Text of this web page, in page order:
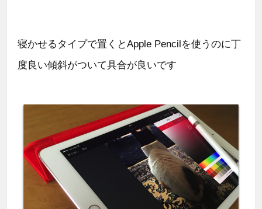
寝かせるタイプで置くとApple Pencilを使うのに丁
度良い傾斜がついて具合が良いです